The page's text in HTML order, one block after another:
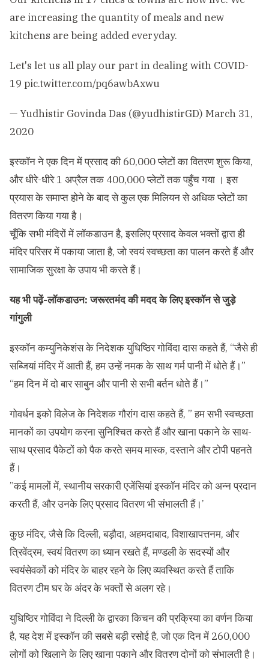
are increasing the quantity of meals and new
kitchens are being added everyday.
Let's let us all play our part in dealing with COVID-
19 pic.twitter.com/pq6awbAxwu
— Yudhistir Govinda Das (@yudhistirGD) March 31,
2020
इस्कॉन ने एक दिन में प्रसाद की 60,000 प्लेटों का वितरण शुरू किया,
और धीरे-धीरे 1 अप्रैल तक 400,000 प्लेटों तक पहुँच गया । इस
प्रयास के समाप्त होने के बाद से कुल एक मिलियन से अधिक प्लेटों का
वितरण किया गया है।
चूँकि सभी मंदिरों में लॉकडाउन है, इसलिए प्रसाद केवल भक्तों द्वारा ही
मंदिर परिसर में पकाया जाता है, जो स्वयं स्वच्छता का पालन करते हैं और
सामाजिक सुरक्षा के उपाय भी करते हैं।
यह भी पढ़ें-लॉकडाउन: जरूरतमंद की मदद के लिए इस्कॉन से जुड़े
गांगुली
इस्कॉन कम्युनिकेशंस के निदेशक युधिष्ठिर गोविंदा दास कहते हैं, “जैसे ही
सब्जियां मंदिर में आती हैं, हम उन्हें नमक के साथ गर्म पानी में धोते हैं।”
“हम दिन में दो बार साबुन और पानी से सभी बर्तन धोते हैं।”
गोवर्धन इको विलेज के निदेशक गौरांग दास कहते हैं, ” हम सभी स्वच्छता
मानकों का उपयोग करना सुनिश्चित करते हैं और खाना पकाने के साथ-
साथ प्रसाद पैकेटों को पैक करते समय मास्क, दस्ताने और टोपी पहनते
हैं।
”कई मामलों में, स्थानीय सरकारी एजेंसियां इस्कॉन मंदिर को अन्न प्रदान
करती हैं, और उनके लिए प्रसाद वितरण भी संभालती हैं।’
कुछ मंदिर, जैसे कि दिल्ली, बड़ौदा, अहमदाबाद, विशाखापत्तनम, और
त्रिवेंद्रम, स्वयं वितरण का ध्यान रखते हैं, मण्डली के सदस्यों और
स्वयंसेवकों को मंदिर के बाहर रहने के लिए व्यवस्थित करते हैं ताकि
वितरण टीम घर के अंदर के भक्तों से अलग रहे।
युधिष्ठिर गोविंदा ने दिल्ली के द्वारका किचन की प्रक्रिया का वर्णन किया
है, यह देश में इस्कॉन की सबसे बड़ी रसोई है, जो एक दिन में 260,000
लोगों को खिलाने के लिए खाना पकाने और वितरण दोनों को संभालती है।